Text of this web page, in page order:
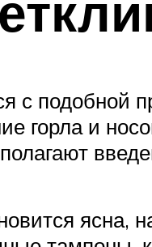
с подобной
горла и
ясна,